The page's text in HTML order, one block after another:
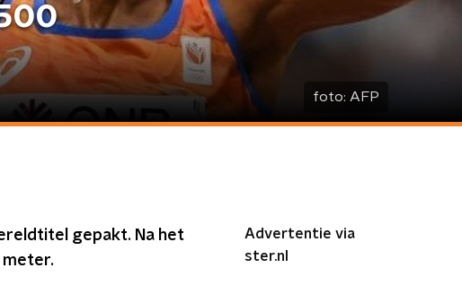
foto: AFP
gepakt. Na het
meter.
Advertentie via
ster.nl